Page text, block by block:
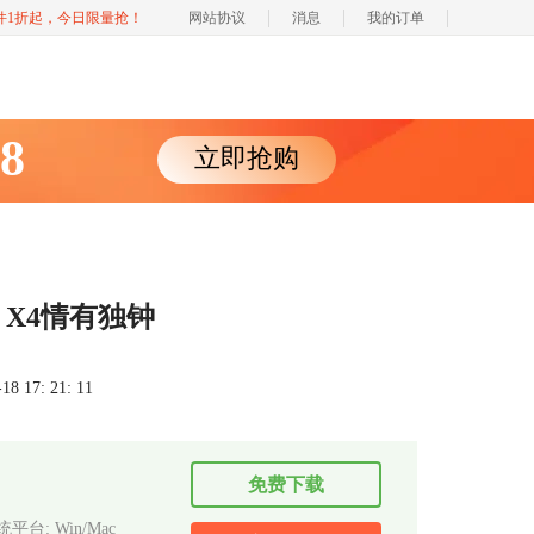
折起，今日限量抢！ 网站协议 消息 我的订单
立即抢购
情有独钟
17: 21: 11
平台: Win/Mac
免费下载